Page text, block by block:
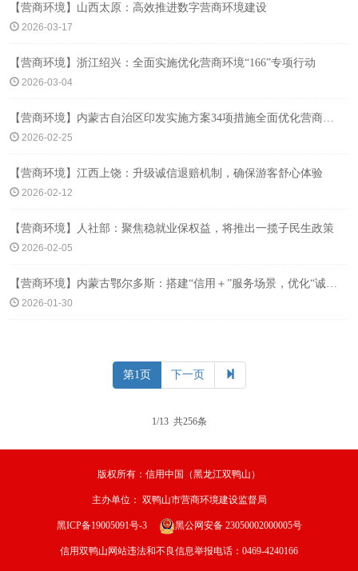
【营商环境】山西太原：高效推进数字营商环境建设
2026-03-17
【营商环境】浙江绍兴：全面实施优化营商环境“166”专项行动
2026-03-04
【营商环境】内蒙古自治区印发实施方案34项措施全面优化营商环境
2026-02-25
【营商环境】江西上饶：升级诚信退赔机制，确保游客舒心体验
2026-02-12
【营商环境】人社部：聚焦稳就业保权益，将推出一揽子民生政策
2026-02-05
【营商环境】内蒙古鄂尔多斯：搭建“信用＋”服务场景，优化“诚信暖城”营商环境
2026-01-30
第1页 下一页
1/13 共256条
版权所有：信用中国（黑龙江双鸭山）
主办单位： 双鸭山市营商环境建设监督局
黑ICP备19005091号-3 黑公网安备 23050002000005号
信用双鸭山网站违法和不良信息举报电话：0469-4240166